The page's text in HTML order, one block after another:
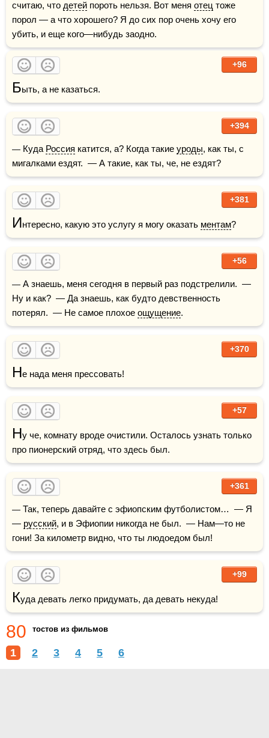
считаю, что детей пороть нельзя. Вот меня отец тоже
порол — а что хорошего? Я до сих пор очень хочу его
убить, и еще кого—нибудь заодно.
+96
Быть, а не казаться.
+394
— Куда Россия катится, а? Когда такие уроды, как ты, с
мигалками ездят.  — А такие, как ты, че, не ездят?
+381
Интересно, какую это услугу я могу оказать ментам?
+56
— А знаешь, меня сегодня в первый раз подстрелили.  —
Ну и как?  — Да знаешь, как будто девственность
потерял.  — Не самое плохое ощущение.
+370
Не нада меня прессовать!
+57
Ну че, комнату вроде очистили. Осталось узнать только
про пионерский отряд, что здесь был.
+361
— Так, теперь давайте с эфиопским футболистом…  — Я
— русский, и в Эфиопии никогда не был.  — Нам—то не
гони! За километр видно, что ты людоедом был!
+99
Куда девать легко придумать, да девать некуда!
80 тостов из фильмов
1 2 3 4 5 6